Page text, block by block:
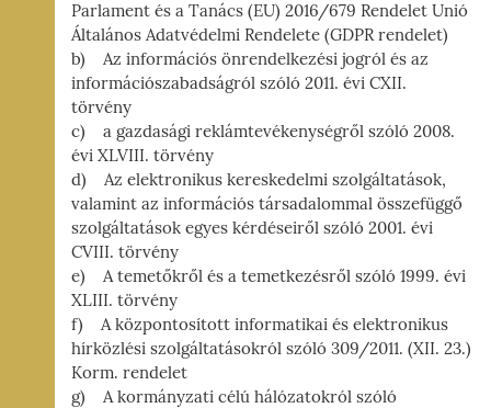
Parlament és a Tanács (EU) 2016/679 Rendelet Unió
Általános Adatvédelmi Rendelete (GDPR rendelet)
b) Az információs önrendelkezési jogról és az
információszabadságról szóló 2011. évi CXII.
törvény
c) a gazdasági reklámtevékenységről szóló 2008.
évi XLVIII. törvény
d) Az elektronikus kereskedelmi szolgáltatások,
valamint az információs társadalommal összefüggő
szolgáltatások egyes kérdéseiről szóló 2001. évi
CVIII. törvény
e) A temetőkről és a temetkezésről szóló 1999. évi
XLIII. törvény
f) A központosított informatikai és elektronikus
hírközlési szolgáltatásokról szóló 309/2011. (XII. 23.)
Korm. rendelet
g) A kormányzati célú hálózatokról szóló